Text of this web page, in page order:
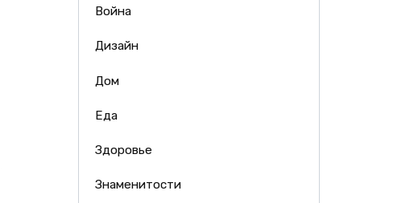
Война
Дизайн
Дом
Еда
Здоровье
Знаменитости